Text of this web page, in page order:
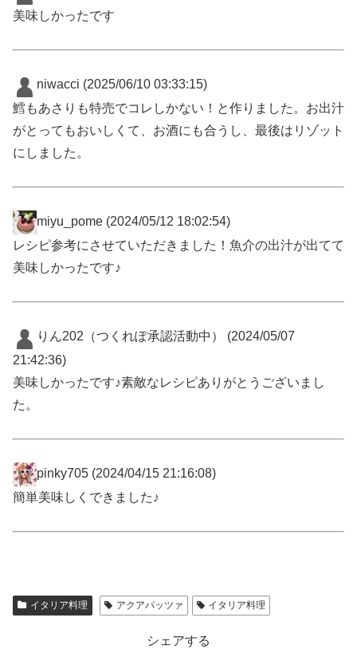
美味しかったです
niwacci (2025/06/10 03:33:15)
鱈もあさりも特売でコレしかない！と作りました。お出汁
がとってもおいしくて、お酒にも合うし、最後はリゾット
にしました。
miyu_pome (2024/05/12 18:02:54)
レシピ参考にさせていただきました！魚介の出汁が出てて
美味しかったです♪
りん202（つくれぽ承認活動中）
(2024/05/07
21:42:36)
美味しかったです♪素敵なレシピありがとうございまし
た。
pinky705 (2024/04/15 21:16:08)
簡単美味しくできました♪
イタリア料理 アクアパッツァ イタリア料理
シェアする